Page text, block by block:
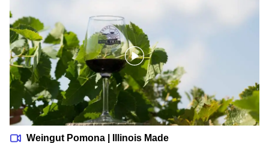
Weingut Pomona | Illinois Made